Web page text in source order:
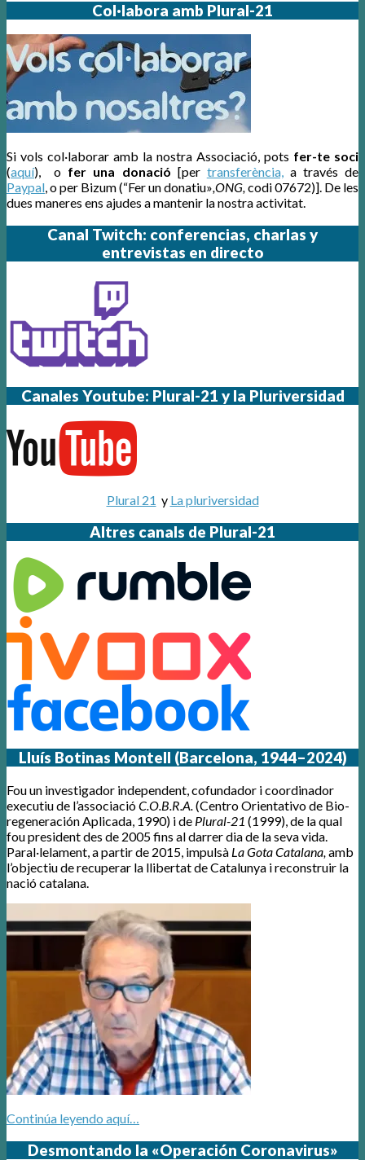
Col·labora amb Plural-21
Si vols col·laborar amb la nostra Associació, pots fer-te soci
(aquí), o fer una donació [per transferència,a través de
Paypal, o per Bizum (“Fer un donatiu»,ONG,codi 07672)]. De les
dues maneres ens ajudes a mantenir la nostra activitat.
Canal Twitch: conferencias, charlas y
entrevistas en directo
Canales Youtube: Plural-21 y la Pluriversidad
Plural 21 y La pluriversidad
Altres canals de Plural-21
Lluís Botinas Montell (Barcelona, 1944–2024)
Fou un investigador independent, cofundador i coordinador
executiu de l’associacióC.O.B.R.A.(Centro Orientativo de Bio-
regeneración Aplicada, 1990) i de Plural-21 (1999), de la qual
fou president des de 2005 fins al darrer dia de la seva vida.
Paral·lelament, a partir de 2015, impulsà La Gota Catalana,amb
l’objectiu de recuperar la llibertat de Catalunya i reconstruir la
nació catalana.
Continúa leyendo aquí…
Desmontando la «Operación Coronavirus»